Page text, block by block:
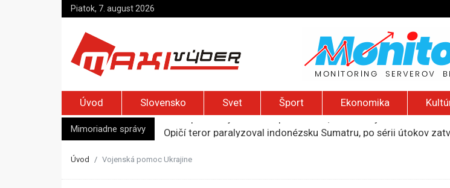
Piatok, 7. august 2026
Úvod Slovensko Svet Šport Ekonomika
Mimoriadne správy
Opičí teror paralyzoval indonézsku Sumatru, po sérii útokov
Ukrajinské drony zasiahli logistické centrum spoločnosti
Úvod Vojenská pomoc Ukrajine